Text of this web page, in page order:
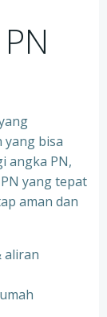
yang bisa
angka PN,
yang tepat
aman dan
aliran